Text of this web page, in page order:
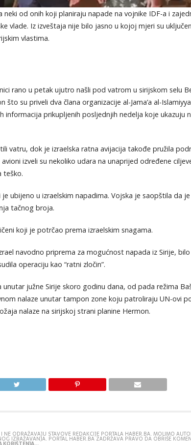
od onih koji planiraju napade na vojnike IDF-a i
vlade. Iz izveštaja nije bilo jasno u kojoj mjeri su
vlastima.
rano u petak ujutro našli pod vatrom u sirijskom selu
su priveli dva člana organizacije al-Jama’a al-
informacija prikupljenih posljednjih nedelja koje ukazuju
vatru, dok je izraelska ratna avijacija takođe pružila
izveli su nekoliko udara na unaprijed određene
teško.
ubijeno u izraelskim napadima. Vojska je saopštila da
tačnog broja.
koji je potrčao prema izraelskim snagama.
navodno priprema za mogućnost napada iz Sirije,
operaciju kao “ratni zločin”.
južne Sirije skoro godinu dana, od pada režima
nalaze unutar tampon zone koju patroliraju UN-ovi
nalaze na sirijskoj strani planine Hermon.
ODRAŽAVAJU STAVOVE REDAKCIJE PORTALA HABER.BA. MOLIMO
IZRAŽAVANJA. PORTAL HABER.BA ZADRŽAVA PRAVO DA OBRIŠE